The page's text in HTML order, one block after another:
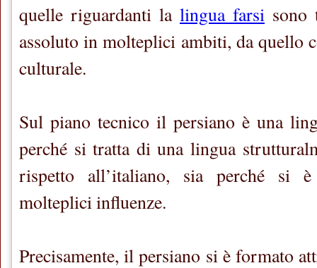
quelle riguardanti la lingua farsi
assoluto in molteplici ambiti, da quello
culturale.
Sul piano tecnico il persiano è una
perché si tratta di una lingua
rispetto all’italiano, sia perché si è
molteplici influenze.
Precisamente, il persiano si è formato